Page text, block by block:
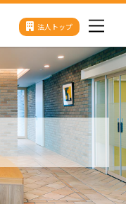
法人トップ